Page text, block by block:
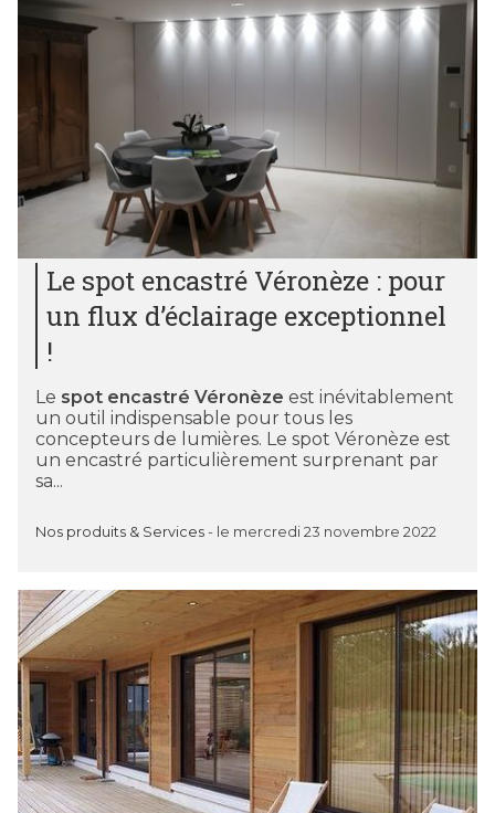
Le spot encastré Véronèze : pour
un flux d’éclairage exceptionnel
!
Le spot encastré Véronèze est inévitablement
un outil indispensable pour tous les
concepteurs de lumières. Le spot Véronèze est
un encastré particulièrement surprenant par
sa...
Nos produits & Services - le mercredi 23 novembre 2022